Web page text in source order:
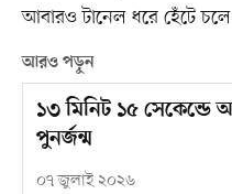
আবারও টানেল ধরে হেঁটে
আরও পড়ুন
১৩ মিনিট ১৫ সেকেন্ডে
পুনর্জন্ম
০৭ জুলাই ২০২৬